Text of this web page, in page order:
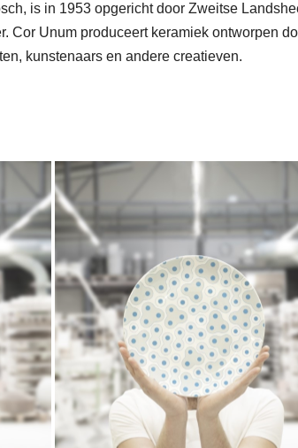
is in 1953 opgericht door Zweitse
Cor Unum produceert keramiek ontworpen
kunstenaars en andere creatieven.